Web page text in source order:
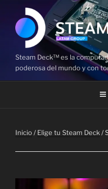
contenido
Steam Deck™ es la
poderosa del mundo y con
Inicio/Elige tu Steam Deck/